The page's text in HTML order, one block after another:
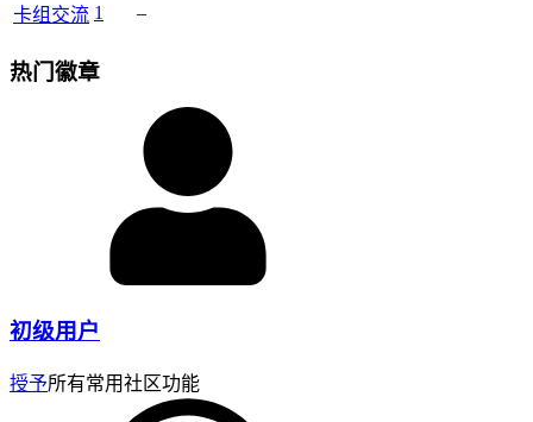
卡组交流 1 –
热门徽章
初级用户
授予所有常用社区功能